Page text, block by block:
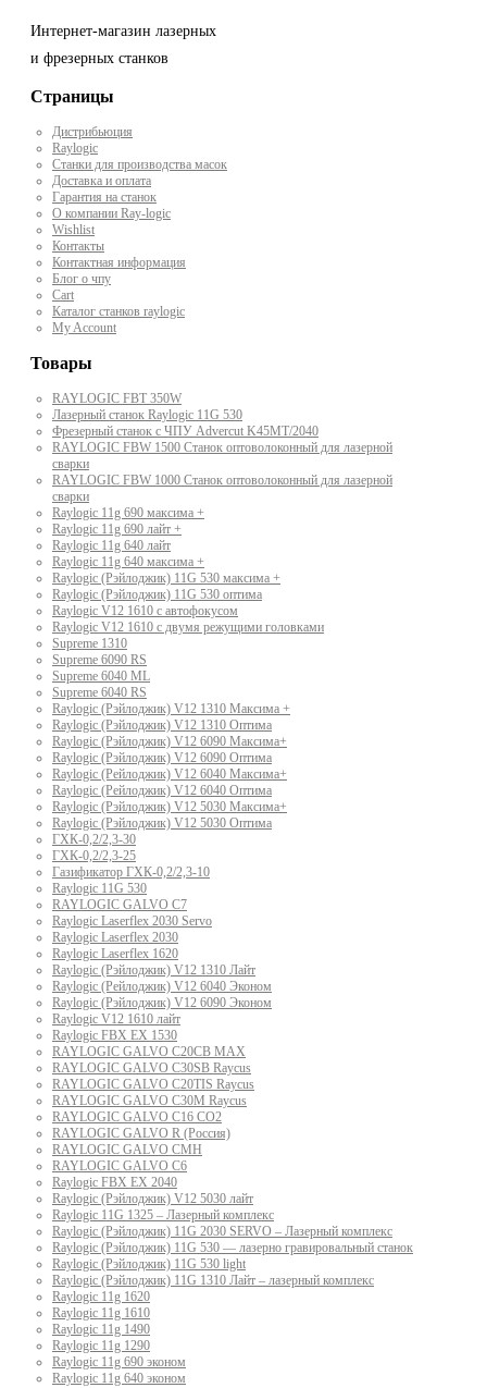
Интернет-магазин лазерных
и фрезерных станков
Страницы
Дистрибьюция
Raylogic
Станки для производства масок
Доставка и оплата
Гарантия на станок
О компании Ray-logic
Wishlist
Контакты
Контактная информация
Блог о чпу
Cart
Каталог станков raylogic
My Account
Товары
RAYLOGIC FBT 350W
Лазерный станок Raylogic 11G 530
Фрезерный станок с ЧПУ Advercut K45MT/2040
RAYLOGIC FBW 1500 Станок оптоволоконный для лазерной
сварки
RAYLOGIC FBW 1000 Станок оптоволоконный для лазерной
сварки
Raylogic 11g 690 максима +
Raylogic 11g 690 лайт +
Raylogic 11g 640 лайт
Raylogic 11g 640 максима +
Raylogic (Рэйлоджик) 11G 530 максима +
Raylogic (Рэйлоджик) 11G 530 оптима
Raylogic V12 1610 с автофокусом
Raylogic V12 1610 с двумя режущими головками
Supreme 1310
Supreme 6090 RS
Supreme 6040 ML
Supreme 6040 RS
Raylogic (Рэйлоджик) V12 1310 Максима +
Raylogic (Рэйлоджик) V12 1310 Оптима
Raylogic (Рэйлоджик) V12 6090 Максима+
Raylogic (Рэйлоджик) V12 6090 Оптима
Raylogic (Рейлоджик) V12 6040 Максима+
Raylogic (Рейлоджик) V12 6040 Оптима
Raylogic (Рэйлоджик) V12 5030 Максима+
Raylogic (Рэйлоджик) V12 5030 Оптима
ГХК-0,2/2,3-30
ГХК-0,2/2,3-25
Газификатор ГХК-0,2/2,3-10
Raylogic 11G 530
RAYLOGIC GALVO С7
Raylogic Laserflex 2030 Servo
Raylogic Laserflex 2030
Raylogic Laserflex 1620
Raylogic (Рэйлоджик) V12 1310 Лайт
Raylogic (Рейлоджик) V12 6040 Эконом
Raylogic (Рэйлоджик) V12 6090 Эконом
Raylogic V12 1610 лайт
Raylogic FBX EX 1530
RAYLOGIC GALVO С20CB MAX
RAYLOGIC GALVO С30SB Raycus
RAYLOGIC GALVO C20TIS Raycus
RAYLOGIC GALVO С30M Raycus
RAYLOGIC GALVO С16 CO2
RAYLOGIC GALVO R (Россия)
RAYLOGIC GALVO CMH
RAYLOGIC GALVO С6
Raylogic FBX EX 2040
Raylogic (Рэйлоджик) V12 5030 лайт
Raylogic 11G 1325 – Лазерный комплекс
Raylogic (Рэйлоджик) 11G 2030 SERVO – Лазерный комплекс
Raylogic (Рэйлоджик) 11G 530 — лазерно гравировальный станок
Raylogic (Рэйлоджик) 11G 530 light
Raylogic (Рэйлоджик) 11G 1310 Лайт – лазерный комплекс
Raylogic 11g 1620
Raylogic 11g 1610
Raylogic 11g 1490
Raylogic 11g 1290
Raylogic 11g 690 эконом
Raylogic 11g 640 эконом